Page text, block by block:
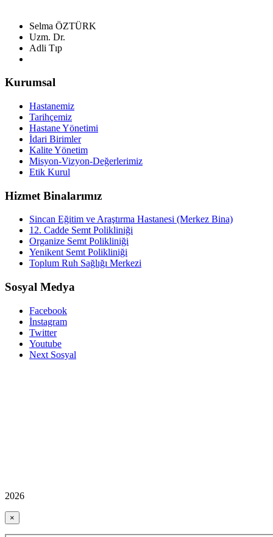
Selma ÖZTÜRK
Uzm. Dr.
Adli Tıp
Kurumsal
Hastanemiz
Tarihçemiz
Hastane Yönetimi
İdari Birimler
Kalite Yönetim
Misyon-Vizyon-Değerlerimiz
Etik Kurul
Hizmet Binalarımız
Sincan Eğitim ve Araştırma Hastanesi (Merkez Bina)
12. Cadde Semt Polikliniği
Organize Semt Polikliniği
Yenikent Semt Polikliniği
Toplum Ruh Sağlığı Merkezi
Sosyal Medya
Facebook
İnstagram
Twitter
Youtube
Next Sosyal
2026
×